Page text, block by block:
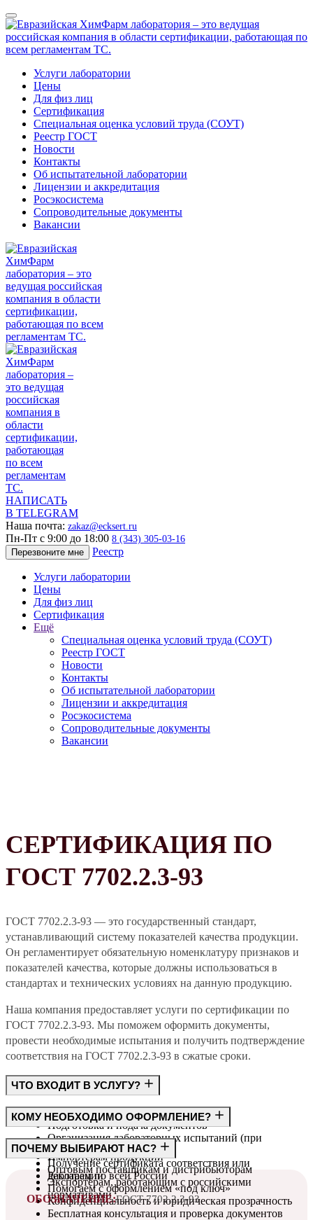
Услуги лаборатории
Цены
Для физ лиц
Сертификация
Специальная оценка условий труда (СОУТ)
Реестр ГОСТ
Новости
Контакты
Об испытательной лаборатории
Лицензии и аккредитация
Росэкосистема
Сопроводительные документы
Вакансии
НАПИСАТЬ
В TELEGRAM
Наша почта: zakaz@ecksert.ru
Пн-Пт с 9:00 до 18:00 8 (343) 305-03-16
Перезвоните мне
Реестр
Услуги лаборатории
Цены
Для физ лиц
Сертификация
Ещё
Специальная оценка условий труда (СОУТ)
Реестр ГОСТ
Новости
Контакты
Об испытательной лаборатории
Лицензии и аккредитация
Росэкосистема
Сопроводительные документы
Вакансии
СЕРТИФИКАЦИЯ ПО
ГОСТ 7702.2.3-93
ГОСТ 7702.2.3-93 — это государственный стандарт,
устанавливающий систему показателей качества продукции.
Он регламентирует обязательную номенклатуру признаков и
показателей качества, которые должны использоваться в
стандартах и технических условиях на данную продукцию.
Наша компания предоставляет услуги по сертификации по
ГОСТ 7702.2.3-93. Мы поможем оформить документы,
провести необходимые испытания и получить подтверждение
соответствия на ГОСТ 7702.2.3-93 в сжатые сроки.
ЧТО ВХОДИТ В УСЛУГУ?
Консультация по требованиям ГОСТ
Подготовка и подача документов
Организация лабораторных испытаний (при
необходимости)
Получение сертификата соответствия или
декларации
КОМУ НЕОБХОДИМО ОФОРМЛЕНИЕ?
Производителям
Импортёрам продукции
Оптовым поставщикам и дистрибьюторам
Экспортёрам, работающим с российскими
нормативами
ПОЧЕМУ ВЫБИРАЮТ НАС?
Работаем по всей России
Помогаем с оформлением «под ключ»
Конфиденциальность и юридическая прозрачность
Бесплатная консультация и проверка документов
ОБОЗНАЧЕНИЕ:ГОСТ 7702.2.3-93